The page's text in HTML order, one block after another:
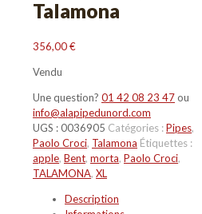
Talamona
356,00€
Vendu
Une question? 01 42 08 23 47ou
info@alapipedunord.com
UGS :0036905 Catégories :Pipes,
Paolo Croci, Talamona Étiquettes :
apple, Bent, morta, Paolo Croci,
TALAMONA, XL
Description